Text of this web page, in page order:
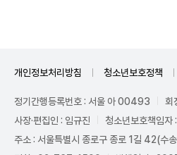
개인정보처리방침 청소년보호정책
정기간행등록번호 : 서울 아 00493
회
사장·편집인 : 임규진
청소년보호책임자
주소 : 서울특별시 종로구 종로 1길 42(수